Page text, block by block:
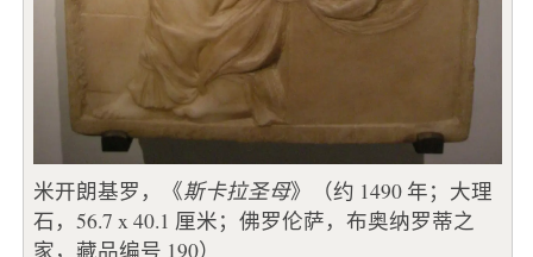
米开朗基罗，《斯卡拉圣母》（约 1490 年；大理
石，56.7 x 40.1 厘米；佛罗伦萨，布奥纳罗蒂之
家，藏品编号 190）